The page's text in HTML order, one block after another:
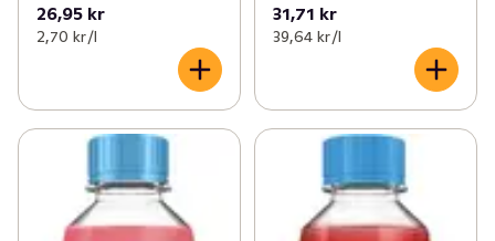
26,95 kr
2,70 kr /l
31,71 kr
39,64 kr /l